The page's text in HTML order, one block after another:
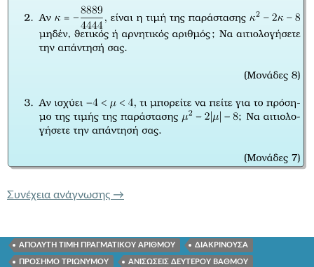
Συνέχεια ανάγνωσης ΤΡΑΠΕΖΑ ΘΕΜΑΤΩΝ 1483
→
ΑΠΟΛΥΤΗ ΤΙΜΗ ΠΡΑΓΜΑΤΙΚΟΥ ΑΡΙΘΜΟΥ ΔΙΑΚΡΙΝΟΥΣΑ
ΠΡΟΣΗΜΟ ΤΡΙΩΝΥΜΟΥ ΑΝΙΣΩΣΕΙΣ ΔΕΥΤΕΡΟΥ ΒΑΘΜΟΥ